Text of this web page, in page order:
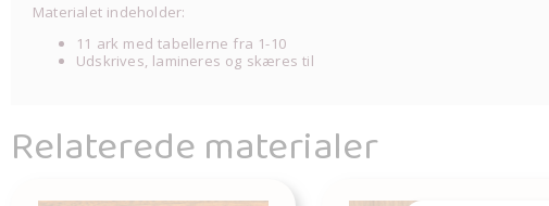
Materialet indeholder:
11 ark med tabellerne fra 1-10
Udskrives, lamineres og skæres til
Relaterede materialer